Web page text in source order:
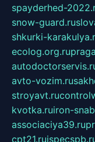
spayderhed-
snow-guard.ru
shkurki-
ecolog.org.ru
avto-vozim.ru
stroyavt.ru
kvotka.ruiron-
associaciya39.ru
cpt21.ru